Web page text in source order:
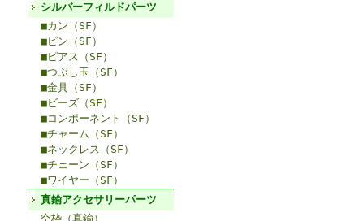
シルバーフィルドパーツ
■カン（SF）
■ピン（SF）
■ピアス（SF）
■つぶし玉（SF）
■金具（SF）
■ビーズ（SF）
■コンポーネント（SF）
■チャーム（SF）
■ネックレス（SF）
■チェーン（SF）
■ワイヤー（SF）
真鍮アクセサリーパーツ
空枠（真鍮）